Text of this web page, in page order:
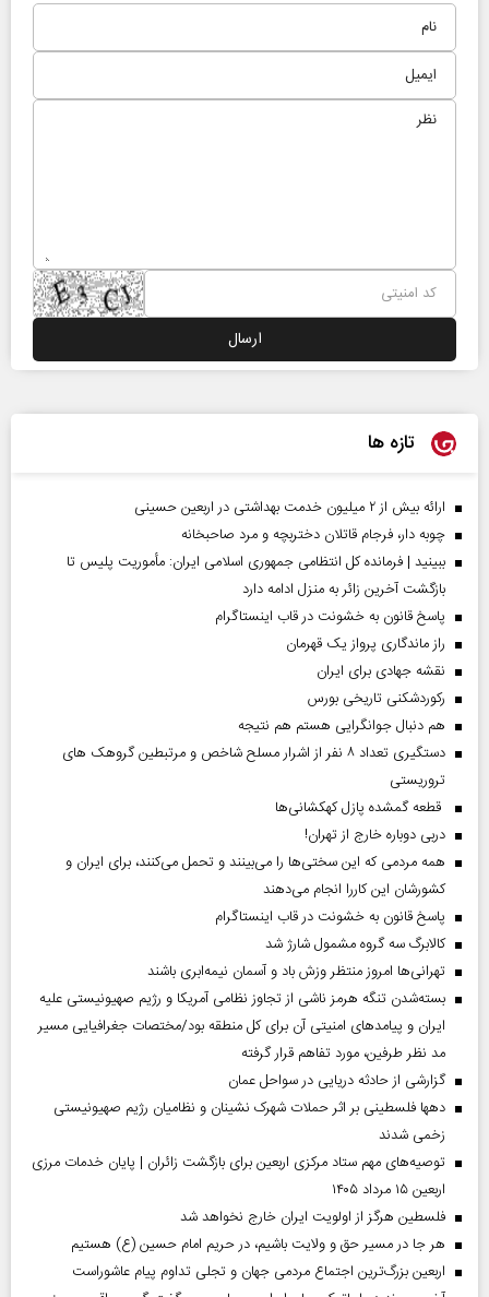
تازه ها
ارائه بیش از ۲ میلیون خدمت بهداشتی در اربعین حسینی
چوبه دار، فرجام قاتلان دختربچه و مرد صاحبخانه
ببینید | فرمانده کل انتظامی جمهوری اسلامی ایران­: مأموریت پلیس تا
بازگشت آخرین زائر به منزل ادامه دارد
پاسخ قانون به خشونت در قاب اینستاگرام
راز ماندگاری پرواز یک قهرمان
نقشه جهادی برای ایران
رکوردشکنی تاریخی بورس
هم دنبال جوانگرایی هستم هم نتیجه
دستگیری تعداد ۸ نفر از اشرار مسلح شاخص و مرتبطین گروهک های
تروریستی
قطعه گمشده پازل کهکشانی‌ها
دربی دوباره خارج از تهران!
همه مردمی که این سختی‌ها را می‌بینند و تحمل می‌کنند، برای ایران و
کشورشان این کاررا انجام می‌دهند
پاسخ قانون به خشونت در قاب اینستاگرام
کالابرگ سه گروه مشمول شارژ شد
تهرانی‌ها امروز منتظر وزش باد و آسمان نیمه‌ابری باشند
بسته‌شدن تنگه هرمز ناشی از تجاوز نظامی آمریکا و رژیم صهیونیستی علیه
ایران و پیامد‌های امنیتی آن برای کل منطقه بود/مختصات جغرافیایی مسیر
مد نظر طرفین، مورد تفاهم قرار گرفته
گزارشی از حادثه دریایی در سواحل عمان
دهها فلسطینی بر اثر حملات شهرک نشینان و نظامیان رژیم صهیونیستی
زخمی شدند
توصیه‌های مهم ستاد مرکزی اربعین برای بازگشت زائران | پایان خدمات مرزی
اربعین ۱۵ مرداد ۱۴۰۵
فلسطین هرگز از اولویت ایران خارج نخواهد شد
هر جا در مسیر حق و ولایت باشیم، در حریم امام حسین (ع) هستیم
اربعین بزرگ‌ترین اجتماع مردمی جهان و تجلی تداوم پیام عاشوراست